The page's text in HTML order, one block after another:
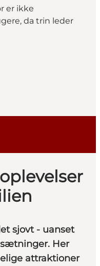
er ikke
da trin leder
on_map
sjovt - uanset
Her
attraktioner